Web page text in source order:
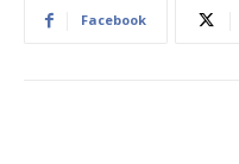
Facebook